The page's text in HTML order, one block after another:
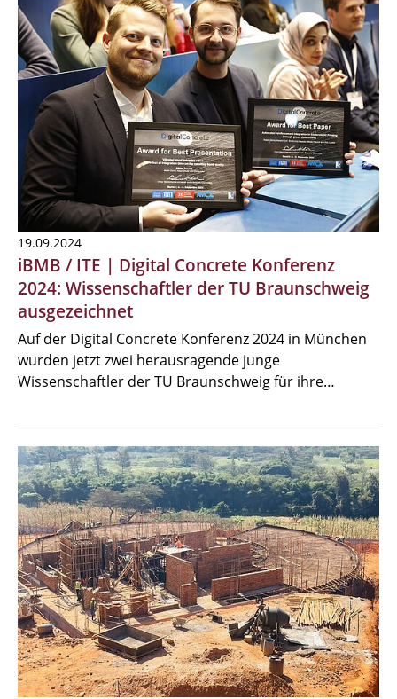
19.09.2024
iBMB / ITE | Digital Concrete Konferenz
2024: Wissenschaftler der TU Braunschweig
ausgezeichnet
Auf der Digital Concrete Konferenz 2024 in München
wurden jetzt zwei herausragende junge
Wissenschaftler der TU Braunschweig für ihre…